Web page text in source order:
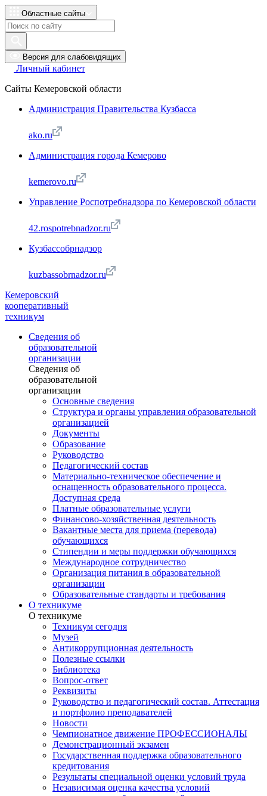
Областные сайты
Версия для слабовидящих
Личный кабинет
Сайты Кемеровской области
Администрация Правительства Кузбасса
ako.ru
Администрация города Кемерово
kemerovo.ru
Управление Роспотребнадзора по Кемеровской области
42.rospotrebnadzor.ru
Кузбассобрнадзор
kuzbassobrnadzor.ru
Кемеровский
кооперативный
техникум
Сведения об
образовательной
организации
Сведения об
образовательной
организации
Основные сведения
Структура и органы управления образовательной
организацией
Документы
Образование
Руководство
Педагогический состав
Материально-техническое обеспечение и
оснащенность образовательного процесса.
Доступная среда
Платные образовательные услуги
Финансово-хозяйственная деятельность
Вакантные места для приема (перевода)
обучающихся
Стипендии и меры поддержки обучающихся
Международное сотрудничество
Организация питания в образовательной
организации
Образовательные стандарты и требования
О техникуме
О техникуме
Техникум сегодня
Музей
Антикоррупционная деятельность
Полезные ссылки
Библиотека
Вопрос-ответ
Реквизиты
Руководство и педагогический состав. Аттестация
и портфолио преподавателей
Новости
Чемпионатное движение ПРОФЕССИОНАЛЫ
Демонстрационный экзамен
Государственная поддержка образовательного
кредитования
Результаты специальной оценки условий труда
Независимая оценка качества условий